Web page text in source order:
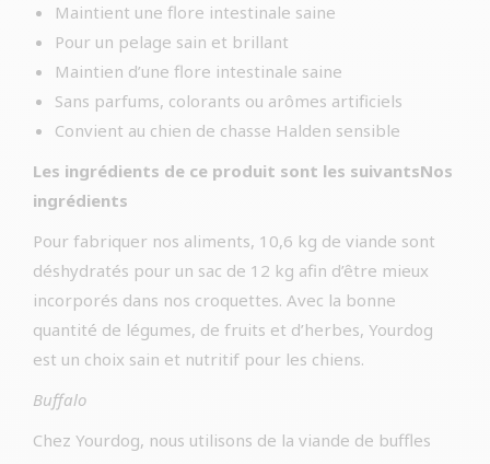
Maintient une flore intestinale saine
Pour un pelage sain et brillant
Maintien d’une flore intestinale saine
Sans parfums, colorants ou arômes artificiels
Convient au chien de chasse Halden sensible
Les ingrédients de ce produit sont les suivantsNos
ingrédients
Pour fabriquer nos aliments, 10,6 kg de viande sont
déshydratés pour un sac de 12 kg afin d’être mieux
incorporés dans nos croquettes. Avec la bonne
quantité de légumes, de fruits et d’herbes, Yourdog
est un choix sain et nutritif pour les chiens.
Buffalo
Chez Yourdog, nous utilisons de la viande de buffles